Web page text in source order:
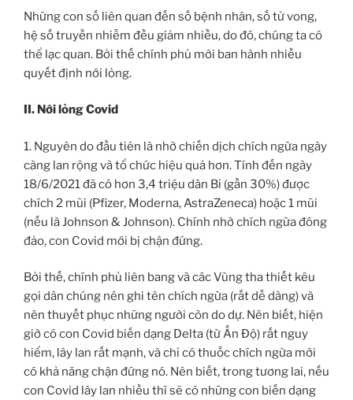
Những con số liên quan đến số bệnh nhân, số tử vong,
hệ số truyền nhiễm đều giảm nhiều, do đó, chúng ta có
thể lạc quan. Bởi thế chính phủ mới ban hành nhiều
quyết định nới lỏng.
II. Nới lỏng Covid
1. Nguyên do đầu tiên là nhờ chiến dịch chích ngừa ngày
càng lan rộng và tổ chức hiệu quả hơn. Tính đến ngày
18/6/2021 đã có hơn 3,4 triệu dân Bỉ (gần 30%) được
chích 2 mũi (Pfizer, Moderna, AstraZeneca) hoặc 1 mũi
(nếu là Johnson & Johnson). Chính nhờ chích ngừa đông
đảo, con Covid mới bị chận đứng.
Bởi thế, chính phủ liên bang và các Vùng tha thiết kêu
gọi dân chúng nên ghi tên chích ngừa (rất dễ dàng) và
nên thuyết phục những người còn do dự. Nên biết, hiện
giờ có con Covid biến dạng Delta (từ Ấn Độ) rất nguy
hiểm, lây lan rất mạnh, và chỉ có thuốc chích ngừa mới
có khả năng chận đứng nó. Nên biết, trong tương lai, nếu
con Covid lây lan nhiều thì sẽ có những con biến dạng